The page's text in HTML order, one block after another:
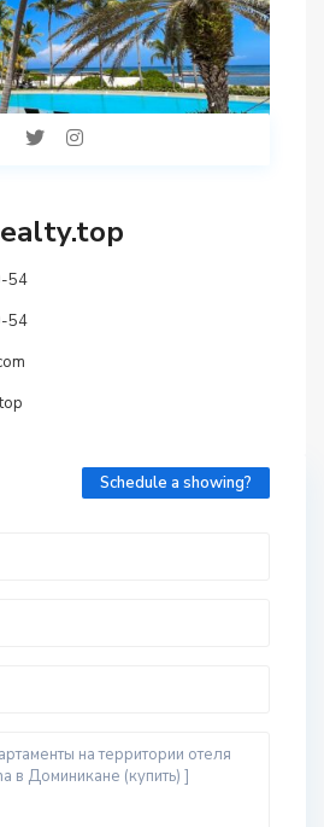
54
54
Schedule a showing?